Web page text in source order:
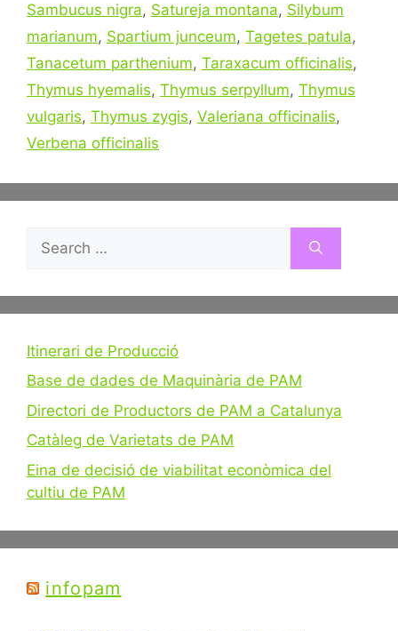
Sambucus nigra, Satureja montana, Silybum
marianum, Spartium junceum, Tagetes patula,
Tanacetum parthenium, Taraxacum officinalis,
Thymus hyemalis, Thymus serpyllum, Thymus
vulgaris, Thymus zygis, Valeriana officinalis,
Verbena officinalis
for:
Itinerari de Producció
Base de dades de Maquinària de PAM
Directori de Productors de PAM a Catalunya
Catàleg de Varietats de PAM
Eina de decisió de viabilitat econòmica del
cultiu de PAM
infopam